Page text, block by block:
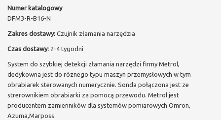
Numer katalogowy
DFM3-R-B16-N
Zakres dostawy: Czujnik złamania narzędzia
Czas dostawy: 2-4 tygodni
System do szybkiej detekcji złamania narzędzi firmy Metrol,
dedykowna jest do róznego typu maszyn przemysłowych w tym
obrabiarek sterowanych numerycznie. Sonda połączona jest ze
strerownikiem obrabiarki za pomocą przewodu. Metrol jest
producentem zamienników dla systemów pomiarowych Omron,
Azuma,Marposs.